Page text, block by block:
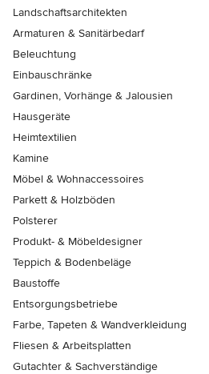
Landschaftsarchitekten
Armaturen & Sanitärbedarf
Beleuchtung
Einbauschränke
Gardinen, Vorhänge & Jalousien
Hausgeräte
Heimtextilien
Kamine
Möbel & Wohnaccessoires
Parkett & Holzböden
Polsterer
Produkt- & Möbeldesigner
Teppich & Bodenbeläge
Baustoffe
Entsorgungsbetriebe
Farbe, Tapeten & Wandverkleidung
Fliesen & Arbeitsplatten
Gutachter & Sachverständige